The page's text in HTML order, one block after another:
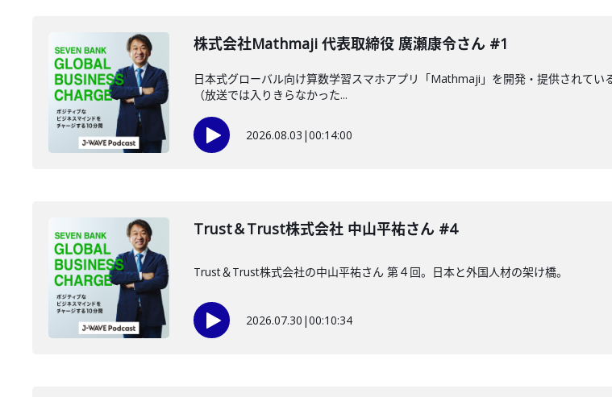
株式会社Mathmaji 代表取締役 廣瀬康令さん #1
日本式グローバル向け算数学習スマホアプリ「Mathmaji」を開発・提供されて
（放送では入りきらなかった...
2026.08.03 |00:14:00
Trust＆Trust株式会社 中山平祐さん #4
Trust＆Trust株式会社の中山平祐さん 第４回。日本と外国人材の架け橋。
2026.07.30 |00:10:34